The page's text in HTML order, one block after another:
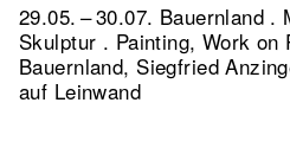
29.05. – 30.07. Bauernland .
Skulptur . Painting, Work on
Bauernland, Siegfried
auf Leinwand